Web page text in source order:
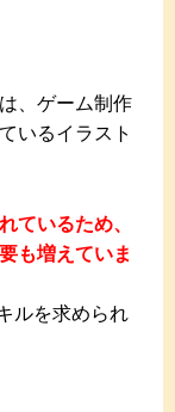
、ゲーム制作
いるイラスト
ているため、
も増えていま
ルを求められ